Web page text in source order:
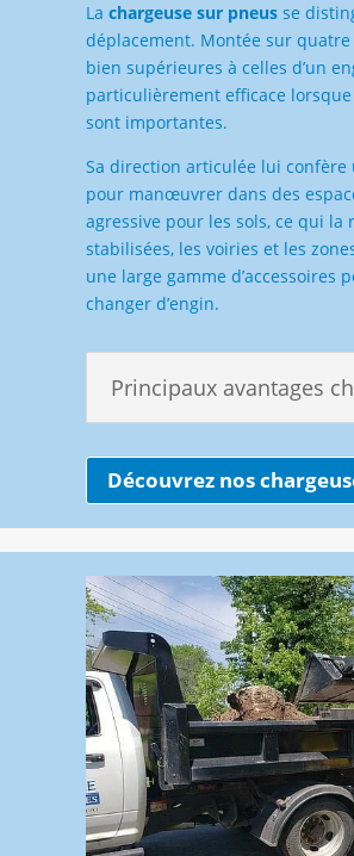
Lachargeuse sur pneus se
déplacement. Montée sur
bien supérieures à celles d’un
particulièrement efficace
sont importantes.
Sa direction articulée lui
pour manœuvrer dans des
agressive pour les sols, ce qui
stabilisées, les voiries et les
une large gamme
changer d’engin.
Principaux avantages
Découvrez nos